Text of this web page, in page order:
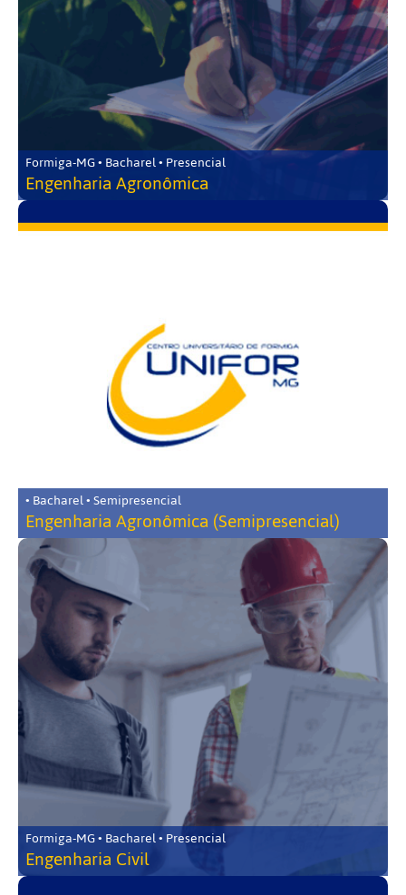
Formiga-MG • Bacharel • Presencial
Engenharia Agronômica
• Bacharel • Semipresencial
Engenharia Agronômica (Semipresencial)
Formiga-MG • Bacharel • Presencial
Engenharia Civil